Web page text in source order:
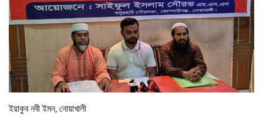
ইয়াকুব নবী ইমন, নোয়াখালী